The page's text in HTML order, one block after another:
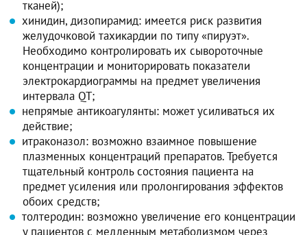
тканей);
хинидин, дизопирамид: имеется риск развития
желудочковой тахикардии по типу «пируэт».
Необходимо контролировать их сывороточные
концентрации и мониторировать показатели
электрокардиограммы на предмет увеличения
интервала QT;
непрямые антикоагулянты: может усиливаться их
действие;
итраконазол: возможно взаимное повышение
плазменных концентраций препаратов. Требуется
тщательный контроль состояния пациента на
предмет усиления или пролонгирования эффектов
обоих средств;
толтеродин: возможно увеличение его концентрации
у пациентов с медленным метаболизмом через